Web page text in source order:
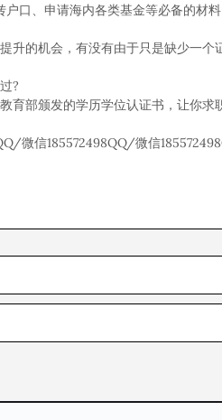
口、申请海内各类基金等必备的材
升的机会，有没有由于只是缺少一个
?
部颁发的学历学位认证书，让你求
微信185572498QQ/微信